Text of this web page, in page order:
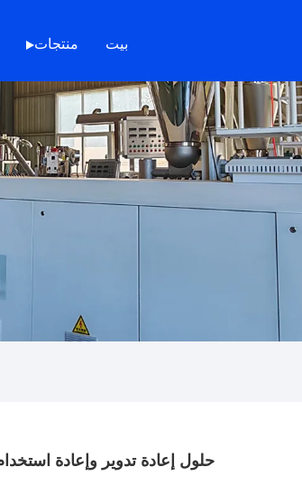
بيت منتجات
حلول إعادة تدوير وإعادة